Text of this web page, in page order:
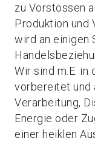
zu Vorstössen
Produktion und
wird an einigen
Wir sind m.E. in
vorbereitet und
Verarbeitung,
Energie oder
einer heiklen